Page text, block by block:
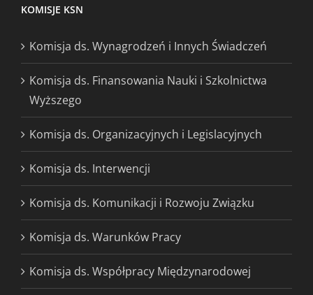
KOMISJE KSN
Komisja ds. Wynagrodzeń i Innych Świadczeń
Komisja ds. Finansowania Nauki i Szkolnictwa
Wyższego
Komisja ds. Organizacyjnych i Legislacyjnych
Komisja ds. Interwencji
Komisja ds. Komunikacji i Rozwoju Związku
Komisja ds. Warunków Pracy
Komisja ds. Współpracy Międzynarodowej